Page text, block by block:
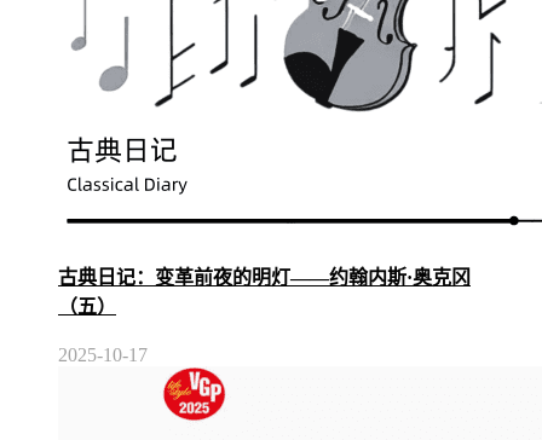
古典日记：变革前夜的明灯——约翰内斯·奥克冈
（五）
2025-10-17